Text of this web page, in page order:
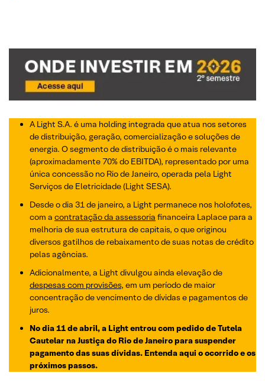
A Light S.A. é uma holding integrada que atua nos setores
de distribuição, geração, comercialização e soluções de
energia. O segmento de distribuição é o mais relevante
(aproximadamente 70% do EBITDA), representado por uma
única concessão no Rio de Janeiro, operada pela Light
Serviços de Eletricidade (Light SESA).
Desde o dia 31 de janeiro, a Light permanece nos holofotes,
com a contratação da assessoria financeira Laplace para a
melhoria de sua estrutura de capitais, o que originou
diversos gatilhos de rebaixamento de suas notas de crédito
pelas agências.
Adicionalmente, a Light divulgou ainda elevação de
despesas com provisões, em um período de maior
concentração de vencimento de dívidas e pagamentos de
juros.
No dia 11 de abril, a Light entrou com pedido de Tutela
Cautelar na Justiça do Rio de Janeiro para suspender
pagamento das suas dívidas. Entenda aqui o ocorrido e os
próximos passos.